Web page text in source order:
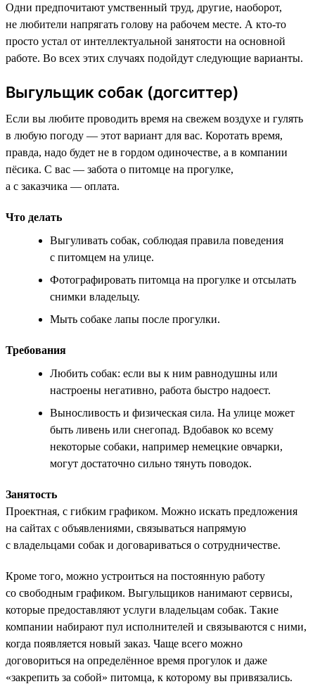
Одни предпочитают умственный труд, другие, наоборот,
не любители напрягать голову на рабочем месте. А кто-то
просто устал от интеллектуальной занятости на основной
работе. Во всех этих случаях подойдут следующие варианты.
Выгульщик собак (догситтер)
Если вы любите проводить время на свежем воздухе и гулять
в любую погоду — этот вариант для вас. Коротать время,
правда, надо будет не в гордом одиночестве, а в компании
пёсика. С вас — забота о питомце на прогулке,
а с заказчика — оплата.
Что делать
Выгуливать собак, соблюдая правила поведения
с питомцем на улице.
Фотографировать питомца на прогулке и отсылать
снимки владельцу.
Мыть собаке лапы после прогулки.
Требования
Любить собак: если вы к ним равнодушны или
настроены негативно, работа быстро надоест.
Выносливость и физическая сила. На улице может
быть ливень или снегопад. Вдобавок ко всему
некоторые собаки, например немецкие овчарки,
могут достаточно сильно тянуть поводок.
Занятость
Проектная, с гибким графиком. Можно искать предложения
на сайтах с объявлениями, связываться напрямую
с владельцами собак и договариваться о сотрудничестве.
Кроме того, можно устроиться на постоянную работу
со свободным графиком. Выгульщиков нанимают сервисы,
которые предоставляют услуги владельцам собак. Такие
компании набирают пул исполнителей и связываются с ними,
когда появляется новый заказ. Чаще всего можно
договориться на определённое время прогулок и даже
«закрепить за собой» питомца, к которому вы привязались.